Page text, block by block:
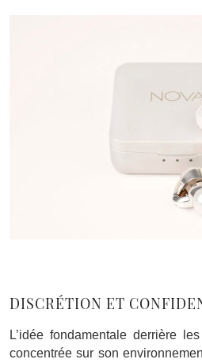
DISCRÉTION ET
L’idée fondamentale derrière
concentrée sur son